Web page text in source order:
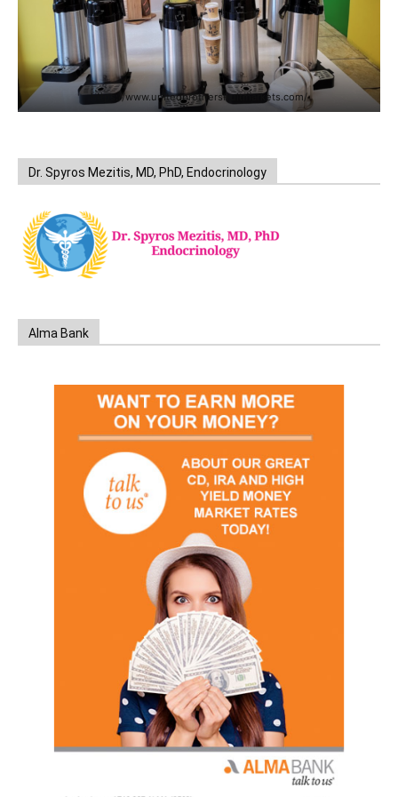
https://www.unitedbrothersfruitmarkets.com/
Dr. Spyros Mezitis, MD, PhD, Endocrinology
Alma Bank